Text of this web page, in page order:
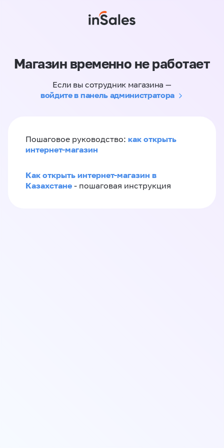
Магазин временно не работает
Если вы сотрудник магазина —
войдите в панель администратора
Пошаговое руководство: как открыть
интернет-магазин
Как открыть интернет-магазин в
Казахстане - пошаговая инструкция